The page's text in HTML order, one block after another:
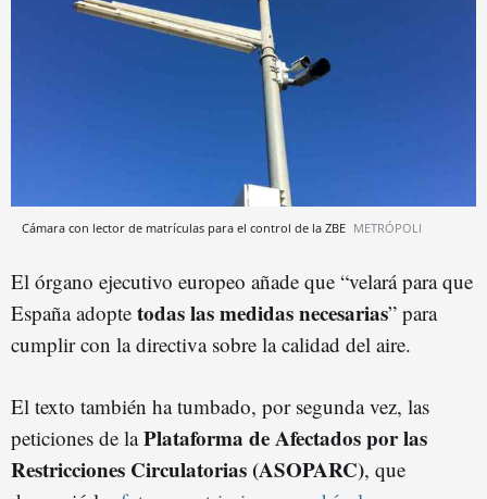
Cámara con lector de matrículas para el control de la ZBE METRÓPOLI
El órgano ejecutivo europeo añade que “velará para que
España adopte todas las medidas necesarias” para
cumplir con la directiva sobre la calidad del aire.
El texto también ha tumbado, por segunda vez, las
peticiones de laPlataforma de Afectados por las
Restricciones Circulatorias (ASOPARC), que